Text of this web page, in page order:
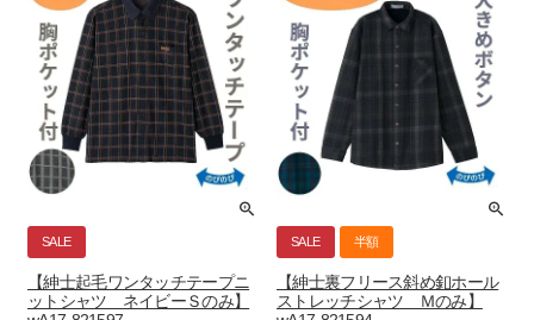
SALE
【紳士起毛ワンタッチテープニ
ットシャツ ネイビーＳのみ】
SALE 半額
【紳士裏フリース斜め釦ホール
ストレッチシャツ Ｍのみ】